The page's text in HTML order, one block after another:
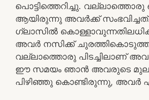
പൊട്ടിത്തെറിച്ചു.
ആയിരുന്നു അവർക്ക്
ഗ്ലാസിൽ
അവർ നസിക്ക്
വല്ലാത്തൊരു പിടച്ചിലാണ്
ഈ സമയം ഞാൻ അവരുടെ
പിഴിഞ്ഞു കൊണ്ടിരുന്നു, അവർ